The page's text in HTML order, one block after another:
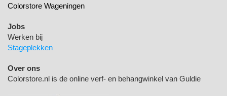
Colorstore Wageningen
Jobs
Werken bij
Stageplekken
Over ons
Colorstore.nl is de online verf- en behangwinkel van Guldie